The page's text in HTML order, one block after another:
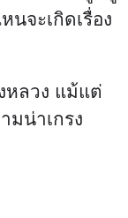
นจะเกิดเรื่อง
หลวง แม้แต่
มน่าเกรง